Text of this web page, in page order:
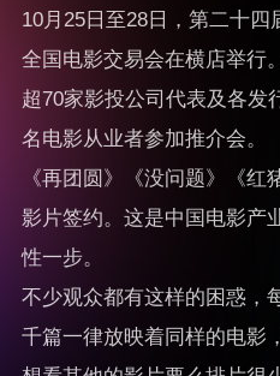
10月25日至28日，第二十
全国电影交易会在横店举行
超70家影投公司代表及各发
名电影从业者参加推介会。
《再团圆》《没问题》《
影片签约。这是中国电影产
性一步。
不少观众都有这样的困惑，
千篇一律放映着同样的电影